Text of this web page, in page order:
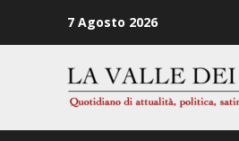
7 Agosto 2026